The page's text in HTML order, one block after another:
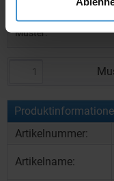
der Produktion:
Muster:
Artikelnummer:
Artikelname: